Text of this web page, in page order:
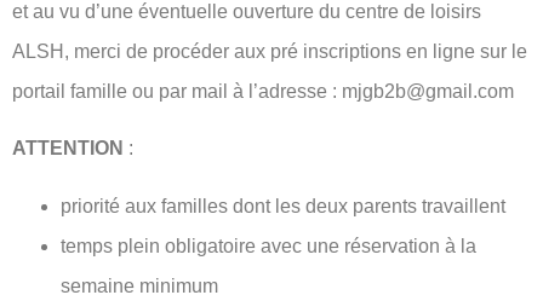
et au vu d’une éventuelle ouverture du centre de loisirs
ALSH, merci de procéder aux pré inscriptions en ligne sur le
portail famille ou par mail à l’adresse : mjgb2b@gmail.com
ATTENTION :
priorité aux familles dont les deux parents travaillent
temps plein obligatoire avec une réservation à la
semaine minimum